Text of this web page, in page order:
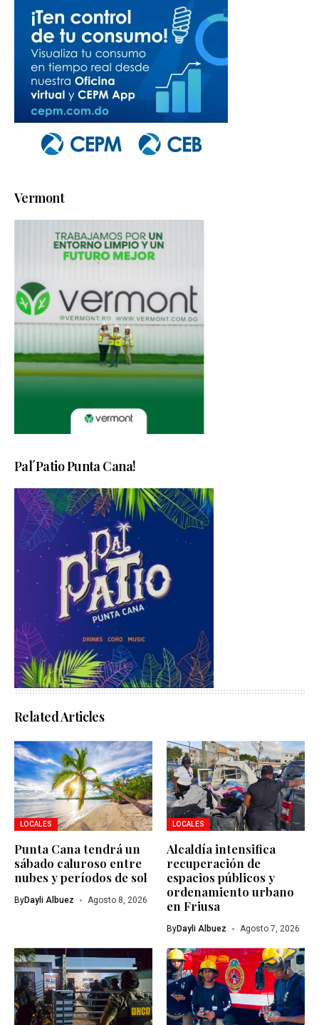
Vermont
Pal´Patio Punta Cana!
Related Articles
LOCALES
Punta Cana tendrá un
sábado caluroso entre
nubes y períodos de sol
ByDayli Albuez Agosto 8, 2026
LOCALES
Alcaldía intensifica
recuperación de
espacios públicos y
ordenamiento urbano
en Friusa
ByDayli Albuez Agosto 7, 2026